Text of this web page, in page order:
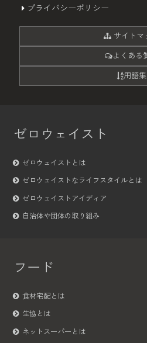
プライバシーポリシー
サイトマ
よくある
用語集
ゼロウェイスト
ゼロウェイストとは
ゼロウェイストなライフスタイルとは
ゼロウェイストアイディア
自治体や団体の取り組み
フード
食材宅配とは
生協とは
ネットスーパーとは